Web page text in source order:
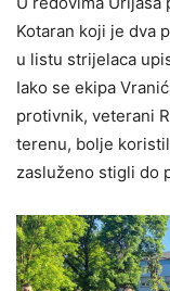
Kotaran koji je dva
u listu strijelaca
Iako se ekipa
protivnik, veterani
terenu, bolje
zasluženo stigli do